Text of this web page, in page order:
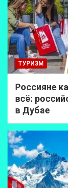
ТУРИЗМ
Россияне
всё:
в Дубае